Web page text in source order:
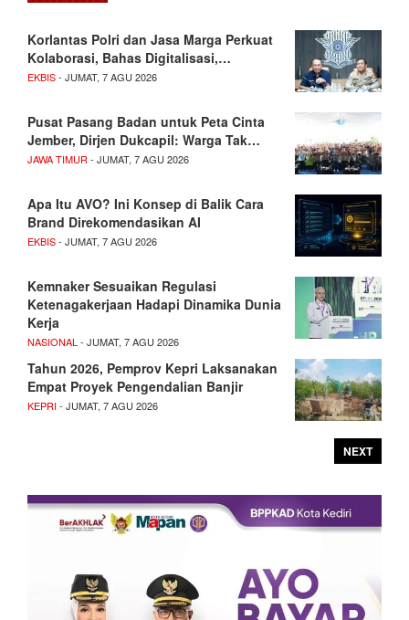
Korlantas Polri dan Jasa Marga Perkuat
Kolaborasi, Bahas Digitalisasi,…
EKBIS- JUMAT, 7 AGU 2026
Pusat Pasang Badan untuk Peta Cinta
Jember, Dirjen Dukcapil: Warga Tak…
JAWA TIMUR - JUMAT, 7 AGU 2026
Apa Itu AVO? Ini Konsep di Balik Cara
Brand Direkomendasikan AI
EKBIS- JUMAT, 7 AGU 2026
Kemnaker Sesuaikan Regulasi
Ketenagakerjaan Hadapi Dinamika Dunia
Kerja
NASIONAL - JUMAT, 7 AGU 2026
Tahun 2026, Pemprov Kepri Laksanakan
Empat Proyek Pengendalian Banjir
KEPRI- JUMAT, 7 AGU 2026
NEXT